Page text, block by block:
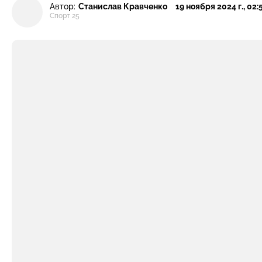
Автор: Станислав Кравченко
Спорт 25
19 ноября 2024 г.,